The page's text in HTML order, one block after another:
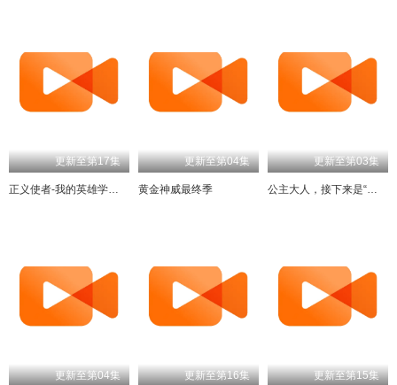
更新至第17集
正义使者-我的英雄学院之非法英雄-
更新至第04集
黄金神威最终季
更新至第03集
公主大人，接下来是“拷问”时间第2季
更新至第04集 更新至第16集 更新至第15集